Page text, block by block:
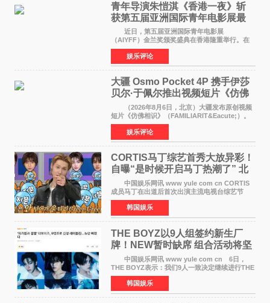
青年导演朱愷淇《香港一夜》斩
获第五届亚洲国际青年电影展最
佳剧本改编奖
近日，第五届亚洲国际青年电影展
（AIYFF）金兰奖颁奖盛典在香港隆重举行。在
这场汇聚数百位海内外电影人、文化界人士及媒
体代表的亚洲青年影视盛会上，香港本土电影
《香港一夜》（Dawn in Ho
娱乐评论
大疆 Osmo Pocket 4P 携手伊莎
贝尔·于佩尔推出视频短片《仿佛
相识》
（2026年8月6日，北京）大疆发布原创视频
短片《仿佛相识》（FAMILIARIT&Eacute;）。
视频短片由戛纳国际电影节最佳女演员伊莎贝尔·
于佩尔（Isabelle Huppert）主演，全程使用大
疆首款双主摄口
娱乐评论
CORTIS马丁综艺首秀大放异彩！
自曝“是时候开启马丁热潮了” 北
美巡演火热进行中
中国娱乐网讯 www yule com cn CORTIS
成员马丁在出道后首次出演主流电视台综艺节
目，展现了多才多艺的魅力。 马丁出演了5日
播出的MBC《Radio Star》Fashion与Passion
之间，I&lsquo;m
韩国娱乐
THE BOYZ以9人组签约新生厂
牌！NEW暂时缺席 组合活动将坚
定不移继续
中国娱乐网讯 www yule com cn 6日，
THE BOYZ表示：我们9人一致决定继续进行THE
BOYZ组合活动，并且已经完成了组合团体活动
签约。目前正在新生厂牌下进行活动准备。尚未
离开THE BOYZ原所
韩国娱乐